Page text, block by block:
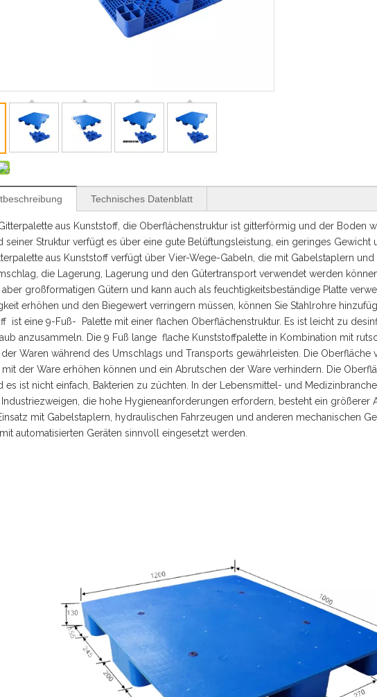
Technisches Datenblatt
aus Kunststoff, die Oberflächenstruktur ist gitterförmig und der Boden
seiner Struktur verfügt es über eine gute Belüftungsleistung, ein geringes Gewicht
aus Kunststoff verfügt über Vier-Wege-Gabeln, die mit Gabelstaplern
die Lagerung, Lagerung und den Gütertransport verwendet werden
großformatigen Gütern und kann auch als feuchtigkeitsbeständige Platte
erhöhen und den Biegewert verringern müssen, können Sie Stahlrohre
ist eine 9-Fuß- Palette mit einer flachen Oberflächenstruktur. Es ist leicht zu
anzusammeln. Die 9 Fuß lange flache Kunststoffpalette in Kombination mit
der Waren während des Umschlags und Transports gewährleisten. Die
der Ware erhöhen können und ein Abrutschen der Ware verhindern. Die
es ist nicht einfach, Bakterien zu züchten. In der Lebensmittel- und
die hohe Hygieneanforderungen erfordern, besteht ein größerer
mit Gabelstaplern, hydraulischen Fahrzeugen und anderen mechanischen
automatisierten Geräten sinnvoll eingesetzt werden.